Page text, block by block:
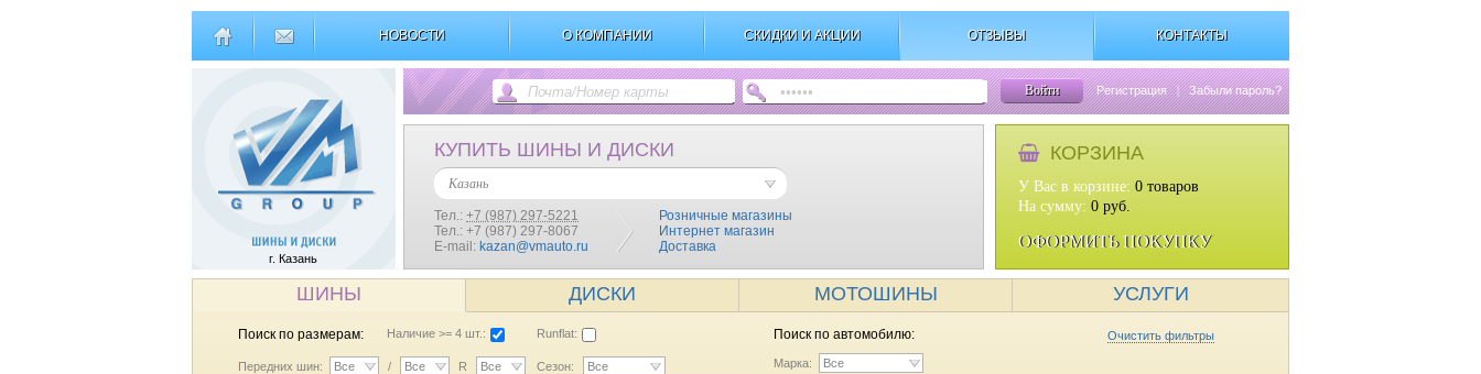
НОВОСТИ О КОМПАНИИ СКИДКИ И АКЦИИ ОТЗЫВЫ КОНТАКТЫ
г. Казань
Войти Регистрация | Забыли пароль?
КУПИТЬ ШИНЫ И ДИСКИ
Казань
Тел.: +7 (987) 297-5221
Тел.: +7 (987) 297-8067
E-mail: kazan@vmauto.ru
Розничные магазины
Интернет магазин
Доставка
КОРЗИНА
У Вас в корзине: 0 товаров
На сумму: 0 руб.
ОФОРМИТЬ ПОКУПКУ
ШИНЫ ДИСКИ МОТОШИНЫ УСЛУГИ
Поиск по размерам: Наличие >= 4 шт.: Runflat:
Передних шин: Все / Все R Все Сезон: Все
Поиск по автомобилю: Очистить фильтры
Марка: Все